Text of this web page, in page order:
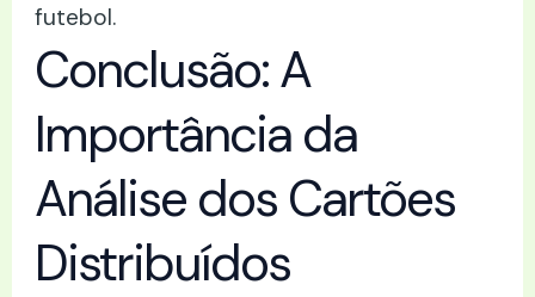
futebol.
Conclusão: A
Importância da
Análise dos Cartões
Distribuídos